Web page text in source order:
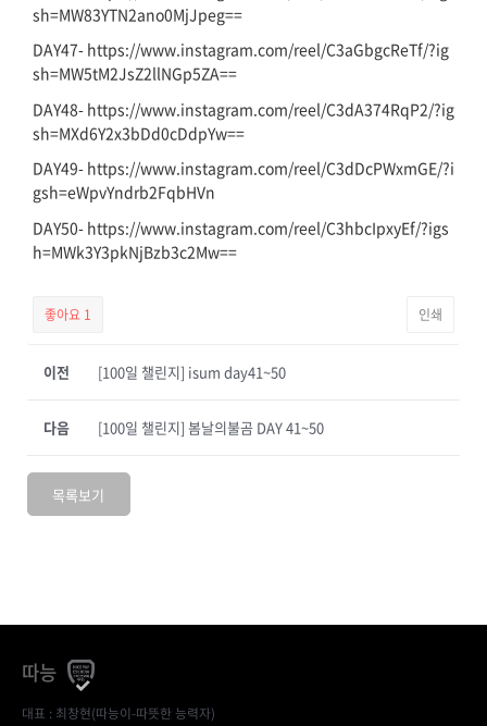
sh=MW83YTN2ano0MjJpeg==
DAY47- https://www.instagram.com/reel/C3aGbgcReTf/?ig
sh=MW5tM2JsZ2llNGp5ZA==
DAY48- https://www.instagram.com/reel/C3dA374RqP2/?ig
sh=MXd6Y2x3bDd0cDdpYw==
DAY49- https://www.instagram.com/reel/C3dDcPWxmGE/?i
gsh=eWpvYndrb2FqbHVn
DAY50- https://www.instagram.com/reel/C3hbcIpxyEf/?igs
h=MWk3Y3pkNjBzb3c2Mw==
좋아요 1 인쇄
이전 [100일 챌린지] isum day41~50
[100일 챌린지] 봄날의불곰 DAY 41~50
다음
목록보기
따능
대표 : 최창현(따능이-따뜻한 능력자)